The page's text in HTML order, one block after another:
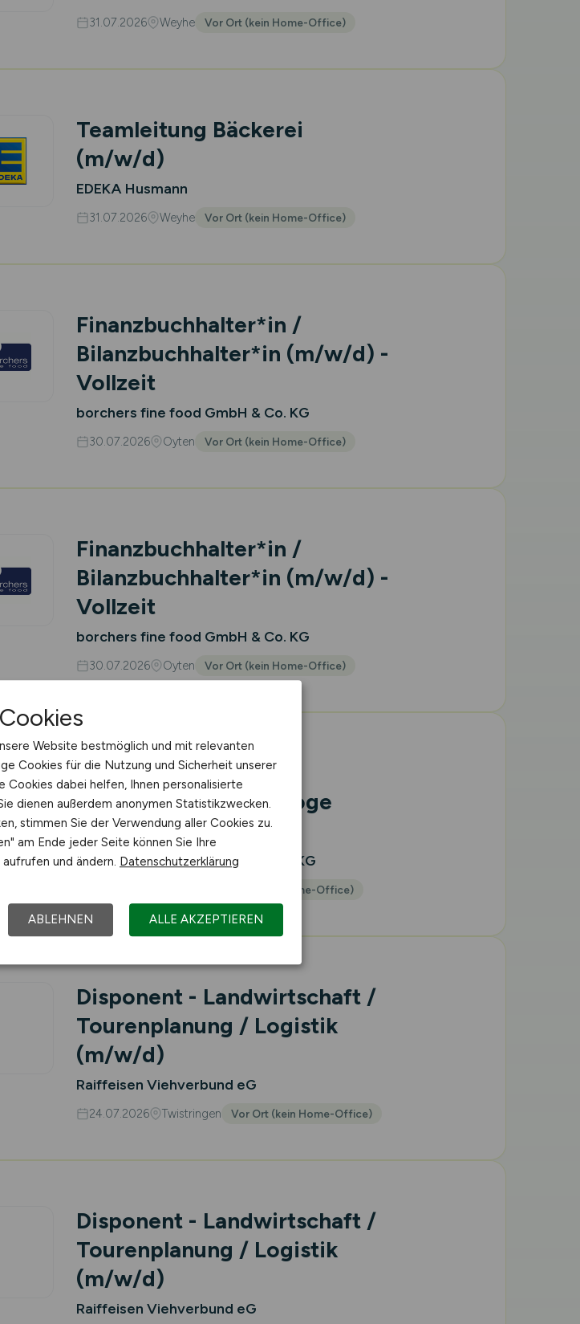
31.07.2026 Weyhe Vor Ort (kein Home-Office)
Teamleitung Bäckerei
(m/w/d)
EDEKA Husmann
31.07.2026 Weyhe Vor Ort (kein Home-Office)
Finanzbuchhalter*in /
Bilanzbuchhalter*in (m/w/d) -
Vollzeit
borchers fine food GmbH & Co. KG
30.07.2026 Oyten Vor Ort (kein Home-Office)
Finanzbuchhalter*in /
Bilanzbuchhalter*in (m/w/d) -
Vollzeit
borchers fine food GmbH & Co. KG
30.07.2026 Oyten Vor Ort (kein Home-Office)
Produktforscher /
Lebensmitteltechnologe
(W/M/D)
Coffein Compagnie GmbH & Co. KG
Vor Ort (kein Home-Office)
Disponent - Landwirtschaft /
Tourenplanung / Logistik
(m/w/d)
Raiffeisen Viehverbund eG
24.07.2026 Twistringen Vor Ort (kein Home-Office)
Disponent - Landwirtschaft /
Tourenplanung / Logistik
(m/w/d)
Raiffeisen Viehverbund eG
Cookies
Website bestmöglich und mit relevanten
Cookies für die Nutzung und Sicherheit unserer
dabei helfen, Ihnen personalisierte
dienen außerdem anonymen Statistikzwecken.
stimmen Sie der Verwendung aller Cookies zu.
am Ende jeder Seite können Sie Ihre
und ändern. Datenschutzerklärung
ABLEHNEN ALLE AKZEPTIEREN